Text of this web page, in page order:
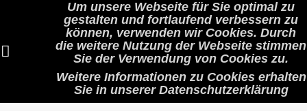
Um unsere Webseite für Sie optimal zu
gestalten und fortlaufend verbessern zu
können, verwenden wir Cookies. Durch
die weitere Nutzung der Webseite stimmen
Sie der Verwendung von Cookies zu.
Weitere Informationen zu Cookies erhalten
Sie in unserer Datenschutzerklärung
shopping_cart (0)
